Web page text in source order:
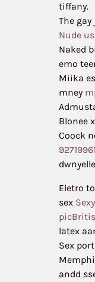
tiffany.
The
Nude
Naked
emo
Miika
mney
Blonee
Coock
Eletro
sex
latex
Sex
andd